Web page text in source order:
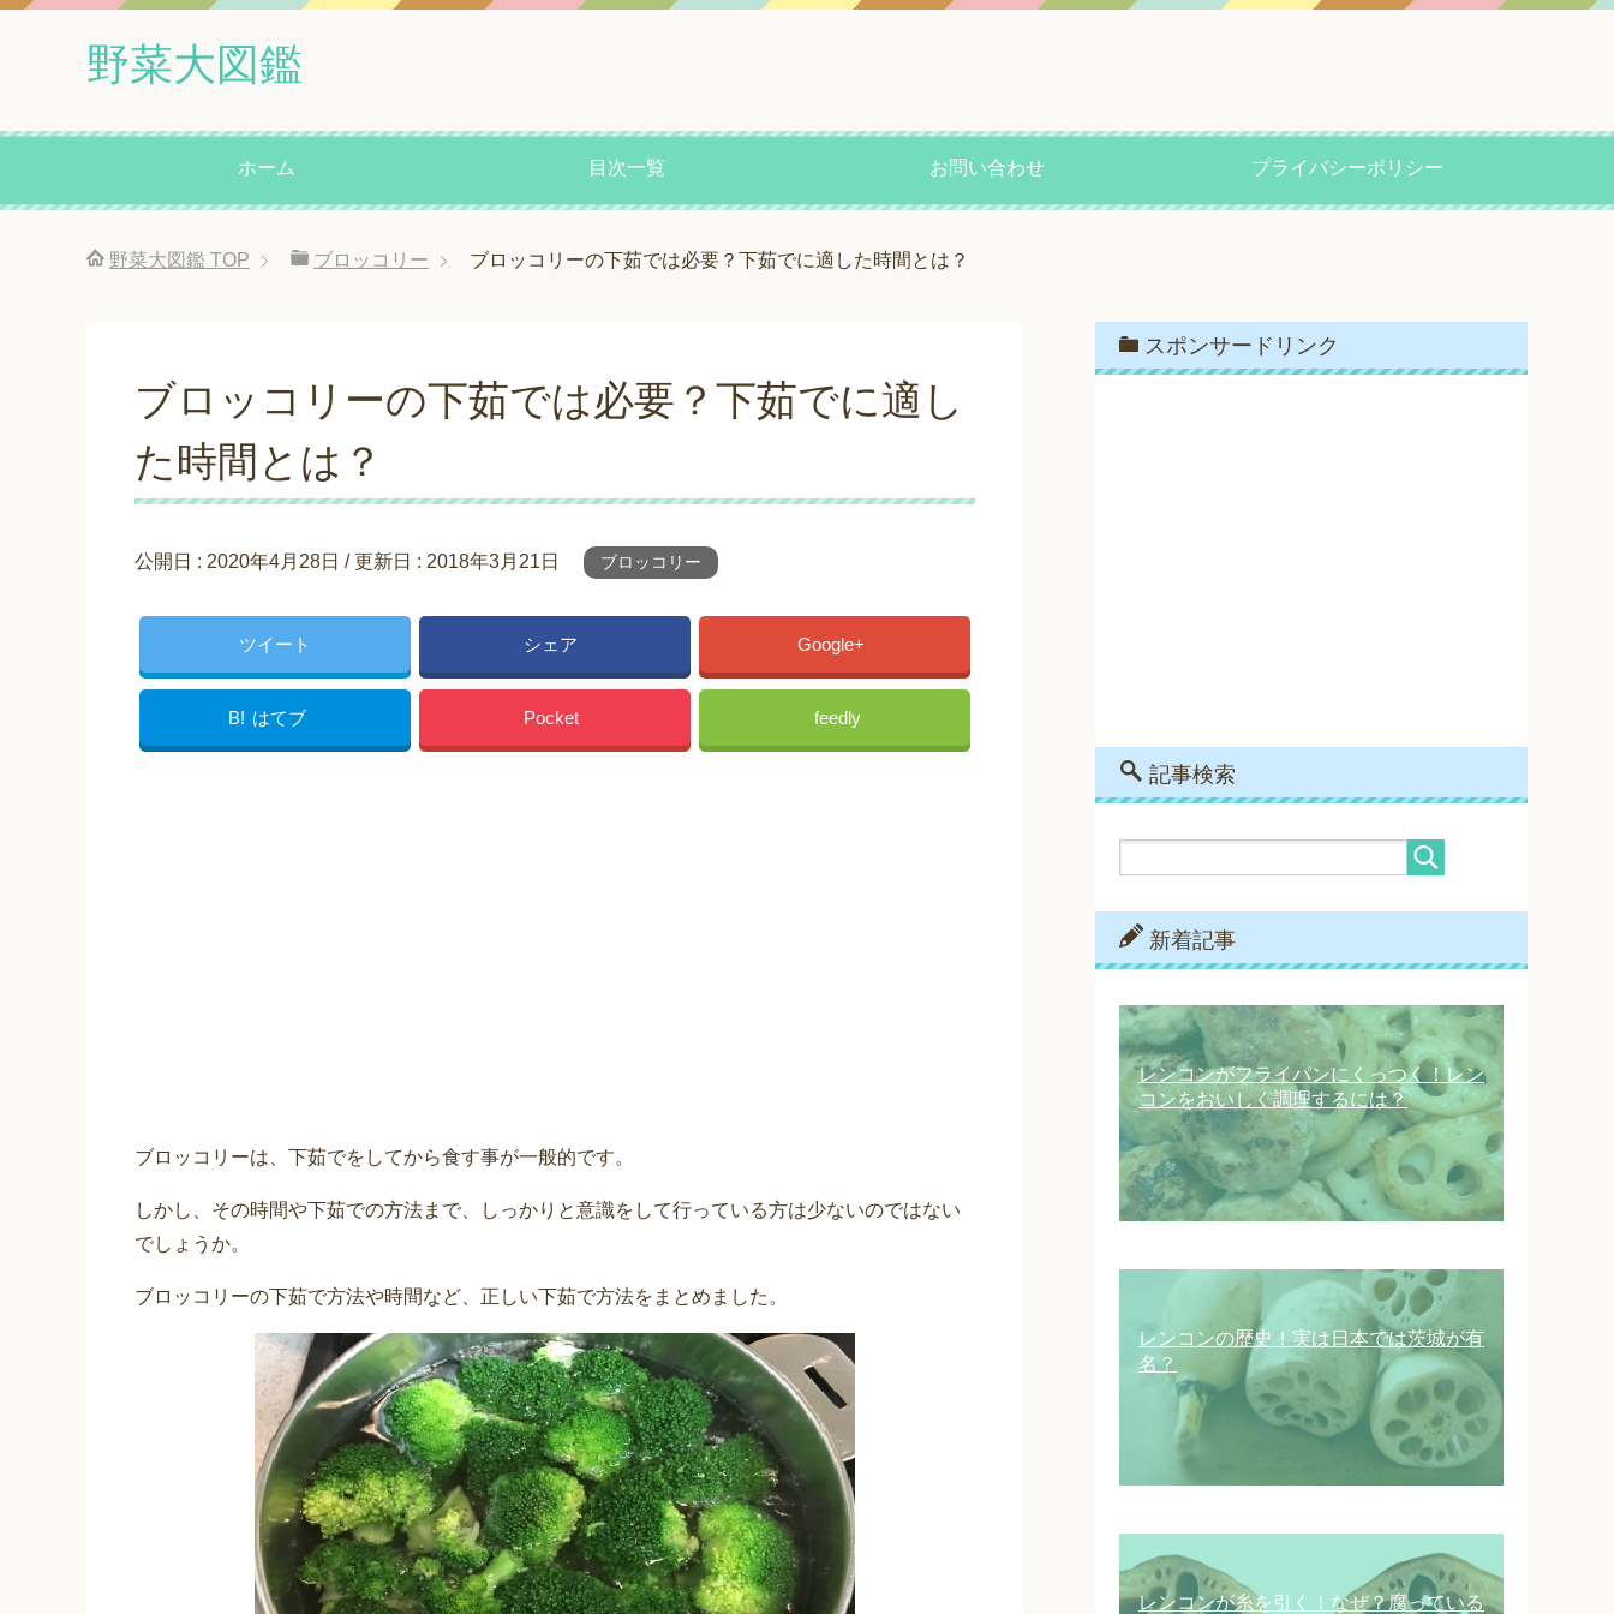
野菜大図鑑
ホーム 目次一覧 お問い合わせ プライバシーポリシー
野菜大図鑑 TOP ブロッコリー ブロッコリーの下茹では必要？下茹でに適した時間とは？
ブロッコリーの下茹では必要？下茹でに適し
た時間とは？
公開日 : 2020年4月28日 / 更新日 : 2018年3月21日 ブロッコリー
ツイート シェア Google+
B! はてブ Pocket feedly
ブロッコリーは、下茹でをしてから食す事が一般的です。
しかし、その時間や下茹での方法まで、しっかりと意識をして行っている方は少ないのではない
でしょうか。
ブロッコリーの下茹で方法や時間など、正しい下茹で方法をまとめました。
スポンサードリンク
記事検索
新着記事
レンコンがフライパンにくっつく！レン
コンをおいしく調理するには？
レンコンの歴史！実は日本では茨城が有
名？
レンコンが糸を引く！なぜ？腐っている